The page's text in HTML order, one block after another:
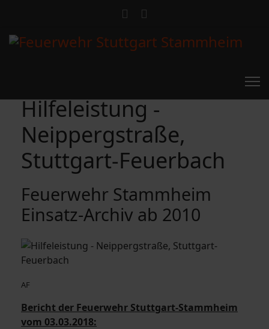
Feuerwehr Stammheim
Einsatz-Archiv ab 2010
Hilfeleistung -
Neippergstraße,
Stuttgart-Feuerbach
AF
Bericht der Feuerwehr Stuttgart-Stammheim
vom 03.03.2018: